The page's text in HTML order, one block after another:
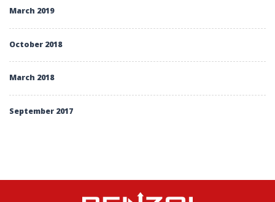
March 2019
October 2018
March 2018
September 2017